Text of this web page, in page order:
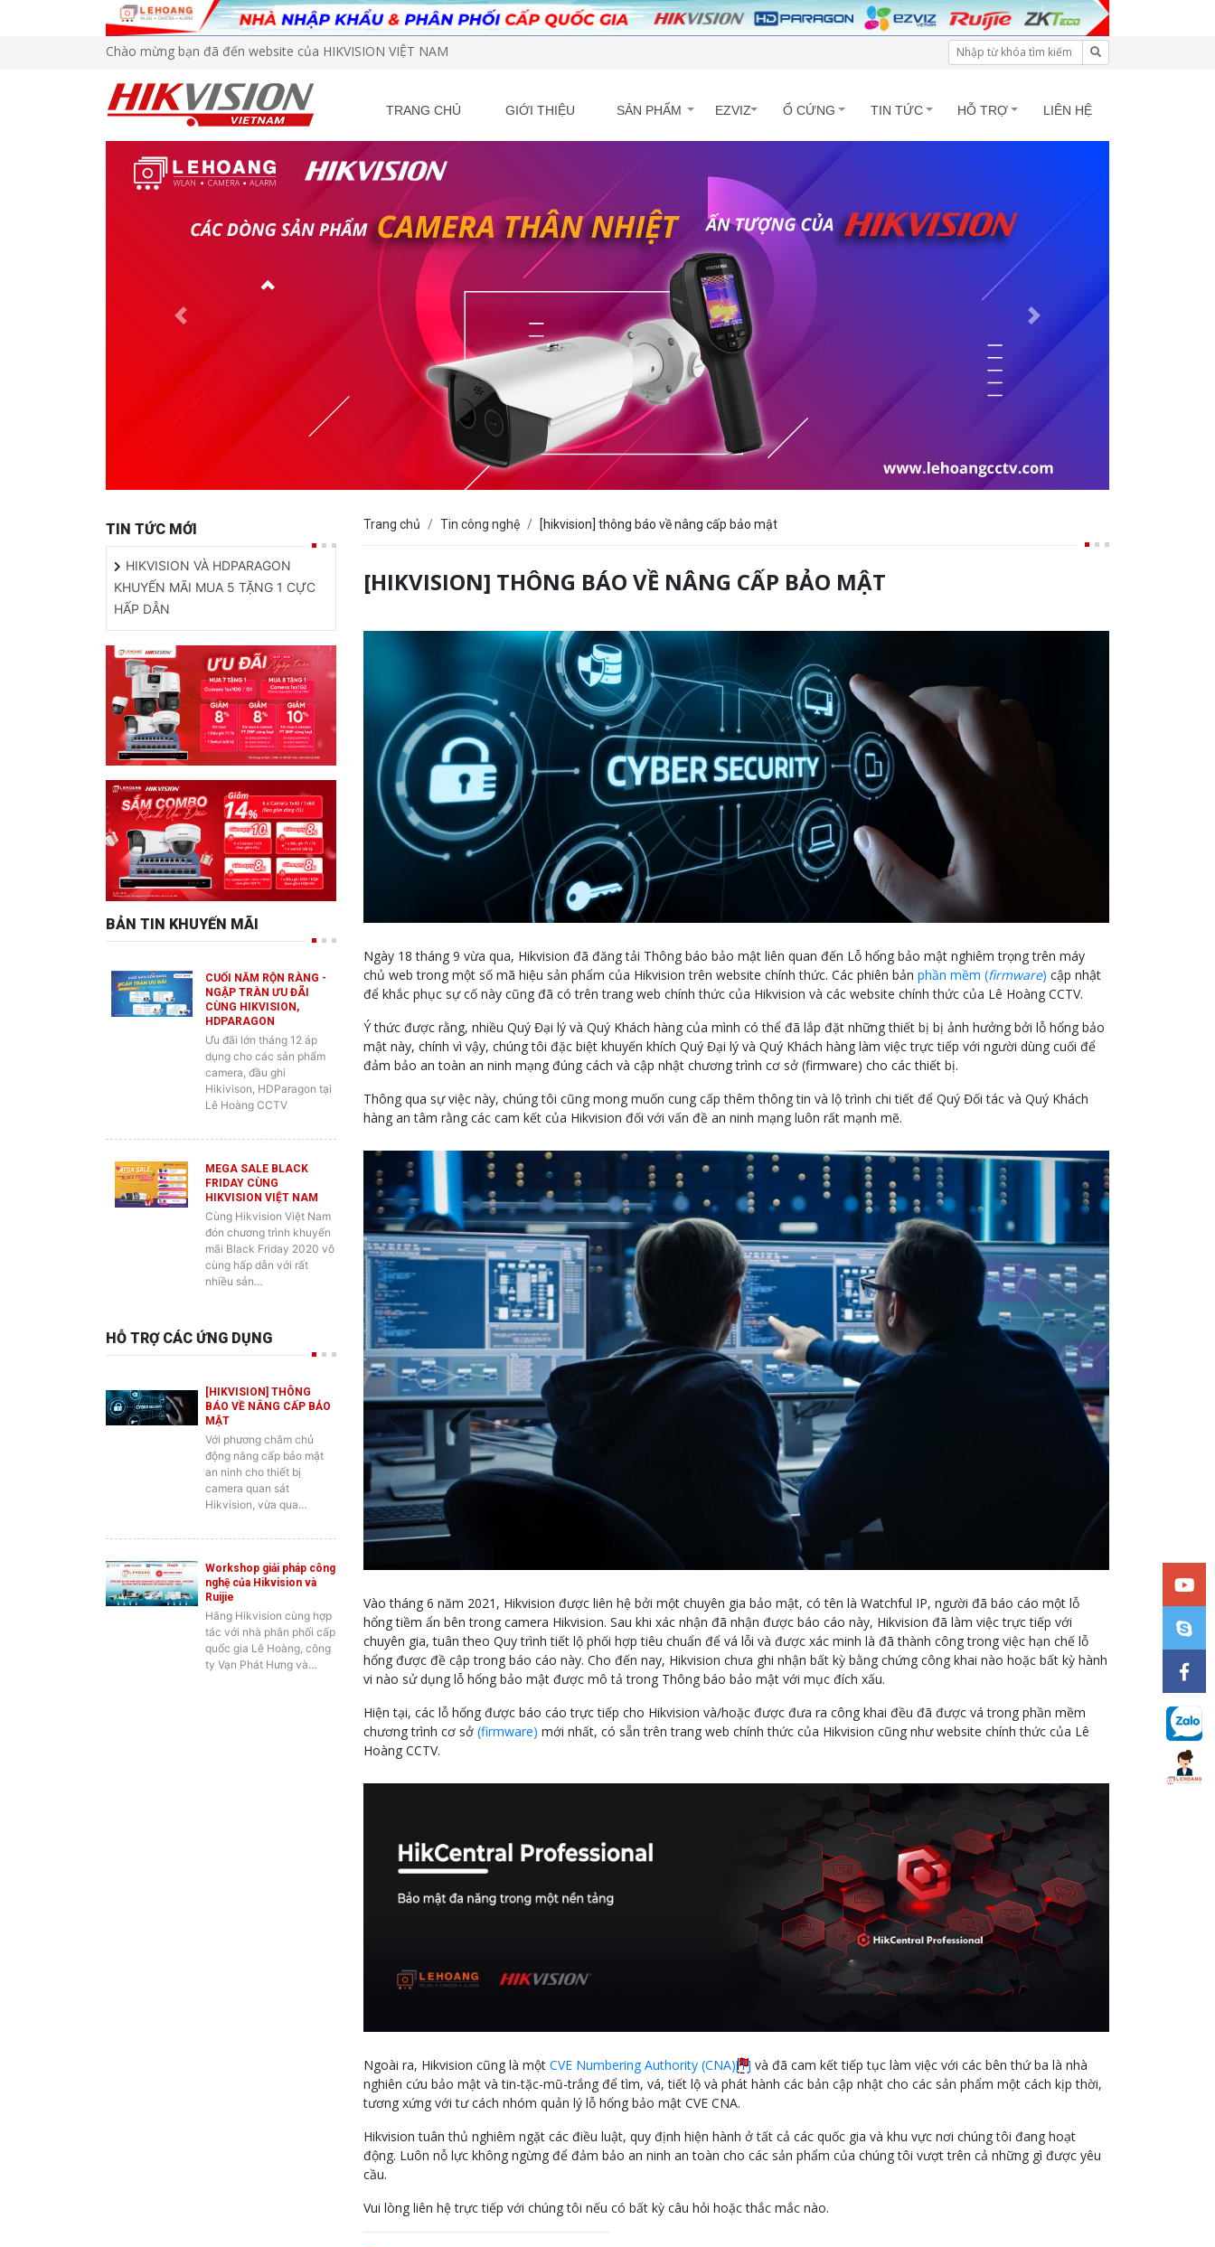
Chào mừng bạn đã đến website của HIKVISION VIỆT NAM
TRANG CHỦ GIỚI THIỆU SẢN PHẨM EZVIZ Ổ CỨNG TIN TỨC HỖ TRỢ LIÊN HỆ
Trang chủ Tin công nghệ [hikvision] thông báo về nâng cấp bảo mật
[HIKVISION] THÔNG BÁO VỀ NÂNG CẤP BẢO MẬT
Ngày 18 tháng 9 vừa qua, Hikvision đã đăng tải Thông báo bảo mật liên quan đến Lỗ hổng bảo mật nghiêm trọng trên máy
chủ web trong một số mã hiệu sản phẩm của Hikvision trên website chính thức. Các phiên bản phần mềm (firmware) cập nhật
để khắc phục sự cố này cũng đã có trên trang web chính thức của Hikvision và các website chính thức của Lê Hoàng CCTV.
Ý thức được rằng, nhiều Quý Đại lý và Quý Khách hàng của mình có thể đã lắp đặt những thiết bị bị ảnh hưởng bởi lỗ hổng bảo
mật này, chính vì vậy, chúng tôi đặc biệt khuyến khích Quý Đại lý và Quý Khách hàng làm việc trực tiếp với người dùng cuối để
đảm bảo an toàn an ninh mạng đúng cách và cập nhật chương trình cơ sở (firmware) cho các thiết bị.
Thông qua sự việc này, chúng tôi cũng mong muốn cung cấp thêm thông tin và lộ trình chi tiết để Quý Đối tác và Quý Khách
hàng an tâm rằng các cam kết của Hikvision đối với vấn đề an ninh mạng luôn rất mạnh mẽ.
Vào tháng 6 năm 2021, Hikvision được liên hệ bởi một chuyên gia bảo mật, có tên là Watchful IP, người đã báo cáo một lỗ
hổng tiềm ẩn bên trong camera Hikvision. Sau khi xác nhận đã nhận được báo cáo này, Hikvision đã làm việc trực tiếp với
chuyên gia, tuân theo Quy trình tiết lộ phối hợp tiêu chuẩn để vá lỗi và được xác minh là đã thành công trong việc hạn chế lỗ
hổng được đề cập trong báo cáo này. Cho đến nay, Hikvision chưa ghi nhận bất kỳ bằng chứng công khai nào hoặc bất kỳ hành
vi nào sử dụng lỗ hổng bảo mật được mô tả trong Thông báo bảo mật với mục đích xấu.
Hiện tại, các lỗ hổng được báo cáo trực tiếp cho Hikvision và/hoặc được đưa ra công khai đều đã được vá trong phần mềm
chương trình cơ sở (firmware) mới nhất, có sẵn trên trang web chính thức của Hikvision cũng như website chính thức của Lê
Hoàng CCTV.
Ngoài ra, Hikvision cũng là một CVE Numbering Authority (CNA)[1] và đã cam kết tiếp tục làm việc với các bên thứ ba là nhà
nghiên cứu bảo mật và tin-tặc-mũ-trắng để tìm, vá, tiết lộ và phát hành các bản cập nhật cho các sản phẩm một cách kịp thời,
tương xứng với tư cách nhóm quản lý lỗ hổng bảo mật CVE CNA.
Hikvision tuân thủ nghiêm ngặt các điều luật, quy định hiện hành ở tất cả các quốc gia và khu vực nơi chúng tôi đang hoạt
động. Luôn nỗ lực không ngừng để đảm bảo an ninh an toàn cho các sản phẩm của chúng tôi vượt trên cả những gì được yêu
cầu.
Vui lòng liên hệ trực tiếp với chúng tôi nếu có bất kỳ câu hỏi hoặc thắc mắc nào.
TIN TỨC MỚI
HIKVISION VÀ HDPARAGON
KHUYẾN MÃI MUA 5 TẶNG 1 CỰC
HẤP DẪN
BẢN TIN KHUYẾN MÃI
CUỐI NĂM RỘN RÀNG -
NGẬP TRÀN ƯU ĐÃI
CÙNG HIKVISION,
HDPARAGON
Ưu đãi lớn tháng 12 áp
dụng cho các sản phẩm
camera, đầu ghi
Hikivison, HDParagon tại
Lê Hoàng CCTV
MEGA SALE BLACK
FRIDAY CÙNG
HIKVISION VIỆT NAM
Cùng Hikvision Việt Nam
đón chương trình khuyến
mãi Black Friday 2020 vô
cùng hấp dẫn với rất
nhiều sản…
HỖ TRỢ CÁC ỨNG DỤNG
[HIKVISION] THÔNG
BÁO VỀ NÂNG CẤP BẢO
MẬT
Với phương châm chủ
động nâng cấp bảo mật
an ninh cho thiết bị
camera quan sát
Hikvision, vừa qua…
Workshop giải pháp công
nghệ của Hikvision và
Ruijie
Hãng Hikvision cùng hợp
tác với nhà phân phối cấp
quốc gia Lê Hoàng, công
ty Vạn Phát Hưng và…